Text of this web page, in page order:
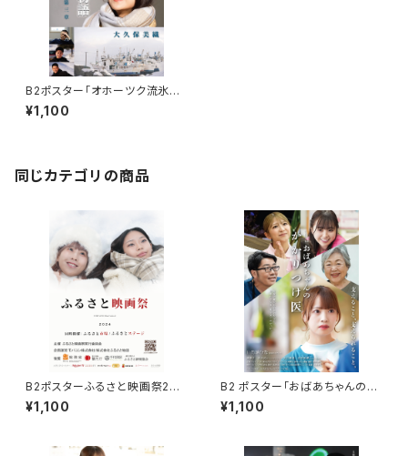
B2ポスター「オホーツク流氷物
語第三章」
¥1,100
同じカテゴリの商品
B2ポスターふるさと映画祭202
4
¥1,100
B2 ポスター「おばあちゃんのか
かりつけ医」
¥1,100